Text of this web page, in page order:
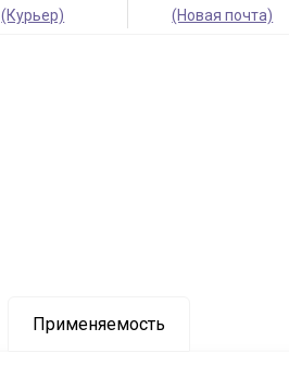
(Курьер)
(Новая почта)
Применяемость